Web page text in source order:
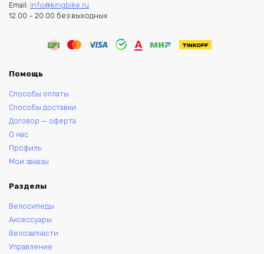
Email: info@kingbike.ru
12.00 – 20.00 без выходных
Помощь
Способы оплаты
Способы доставки
Договор — оферта
О нас
Профиль
Мои заказы
Разделы
Велосипеды
Аксессуары
Велозапчасти
Управление